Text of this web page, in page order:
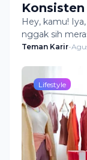
Konsisten
Hey, kamu!
nggak sih
Teman Karir-
Lifestyle